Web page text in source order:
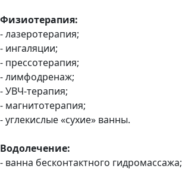
Физиотерапия:
- лазеротерапия;
- ингаляции;
- прессотерапия;
- лимфодренаж;
- УВЧ-терапия;
- магнитотерапия;
- углекислые «сухие» ванны.
Водолечение:
- ванна бесконтактного гидромассажа;